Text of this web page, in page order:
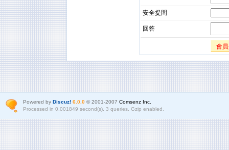
安全提問
回答
會
Powered by Discuz! 6.0.0© 2001-2007 Comsenz Inc.
Processed in 0.001849 second(s), 3 queries, Gzip enabled.